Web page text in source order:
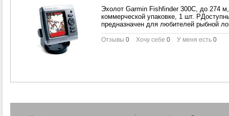
Эхолот Garmin Fishfinder 300C, до 274
коммерческой упаковке, 1 шт.
предназначен для любителей рыбной
Отзывы 0 Хочу себе 0 У меня есть 0